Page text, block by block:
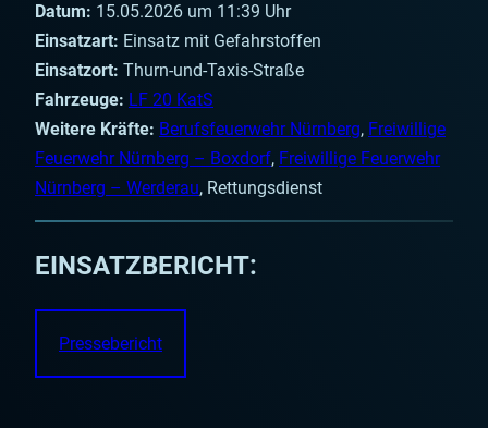
Datum: 15.05.2026 um 11:39 Uhr
Einsatzart: Einsatz mit Gefahrstoffen
Einsatzort: Thurn-und-Taxis-Straße
Fahrzeuge: LF 20 KatS
Weitere Kräfte: Berufsfeuerwehr Nürnberg, Freiwillige
Feuerwehr Nürnberg – Boxdorf, Freiwillige Feuerwehr
Nürnberg – Werderau, Rettungsdienst
EINSATZBERICHT:
Pressebericht